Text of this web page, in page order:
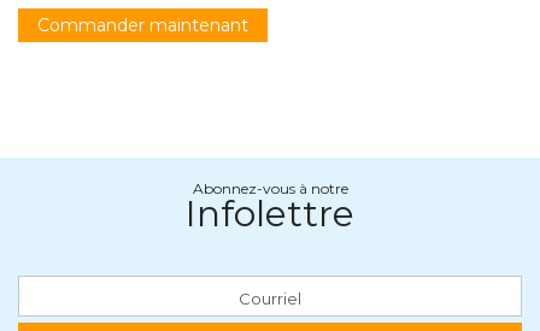
Commander maintenant
Abonnez-vous à notre
Infolettre